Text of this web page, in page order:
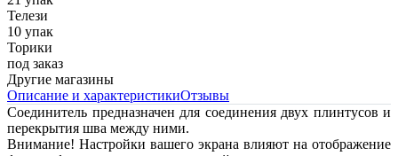
Телези
10 упак
Торики
под заказ
Другие магазины
Описание и характеристикиОтзывы
Соединитель предназначен для соединения двух плинтусов и
перекрытия шва между ними.
Внимание! Настройки вашего экрана влияют на отображение